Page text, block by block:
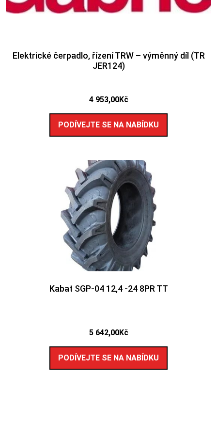
Elektrické čerpadlo, řízení TRW – výměnný díl (TR
JER124)
4 953,00Kč
PODÍVEJTE SE NA NABÍDKU
Kabat SGP-04 12,4 -24 8PR TT
5 642,00Kč
PODÍVEJTE SE NA NABÍDKU